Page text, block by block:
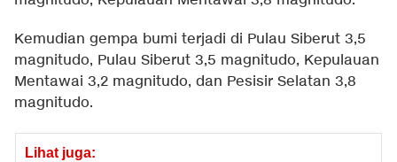
Kemudian gempa bumi terjadi di Pulau Siberut 3,5
magnitudo, Pulau Siberut 3,5 magnitudo, Kepulauan
Mentawai 3,2 magnitudo, dan Pesisir Selatan 3,8
magnitudo.
Lihat juga: